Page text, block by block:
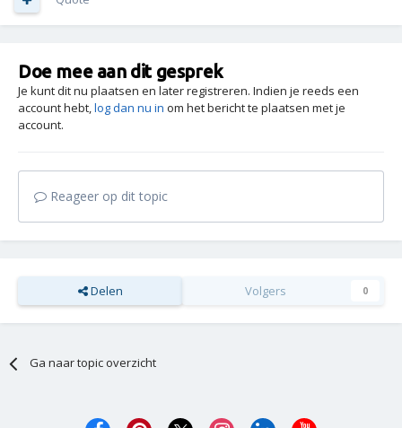
Doe mee aan dit gesprek
Je kunt dit nu plaatsen en later registreren. Indien je reeds een
account hebt,log dan nu in om het bericht te plaatsen met je
account.
Reageer op dit topic
Delen Volgers 0
Ga naar topic overzicht